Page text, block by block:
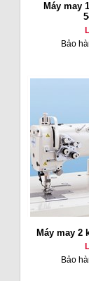
Máy may
Bảo
Máy may 2
Bảo